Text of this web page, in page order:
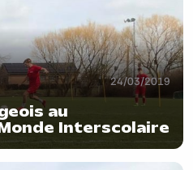
24/03/2019
au
Interscolaire